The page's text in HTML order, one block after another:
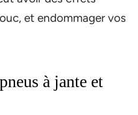
et endommager vos
à jante et